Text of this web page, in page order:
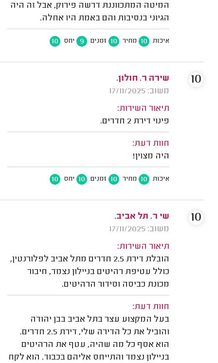
המיטה המתכווננת דרשה פירוק, אבל זה היה
הגיוני בנסיבות והם באמת היו אחלה.
איכות 10 מחיר 10 זמנים 9 יחס 10
שירה ר. חולון.
משוב: 17/11/2025
תיאור השירות:
פינוי דירת 2 חדרים.
חוות דעת:
היה מצוין!
איכות 10 מחיר 10 זמנים 10 יחס 10
10
שי ר. תל אביב.
משוב: 17/11/2025
תיאור השירות:
הובלת דירת 2.5 חדרים מתל אביב לפלורנטין,
כולל עטיפת רהיטים בניילון נצמד, חיבור
מכונת כביסה וסידור הרהיטים.
חוות דעת:
בעל המקצוע עצר בתל אביב בבן יהודה
והוביל את כל הדירה שלי, דירת 2.5 חדרים.
הוא אסף כל מה שהיה, עטף את הרהיטים
בניילון נצמד והתייחס אליהם בכבוד. הוא לקח
10